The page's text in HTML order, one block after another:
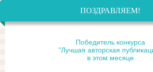
ПОЗДРАВЛЯЕМ!
Победитель конкурса
"Лучшая авторская
в этом месяце